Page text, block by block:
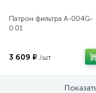
Патрон фильтра A-004G-
0.01
3 609 ₽ /шт